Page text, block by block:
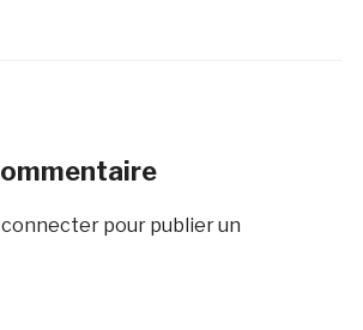
connecterpour publier un